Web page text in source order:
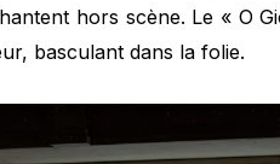
hors scène. Le « O
basculant dans la folie.